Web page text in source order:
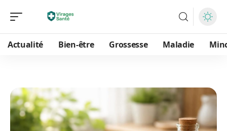
Actualité Bien-être Grossesse Maladie